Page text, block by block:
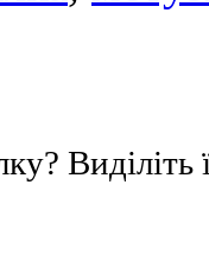
Виділіть